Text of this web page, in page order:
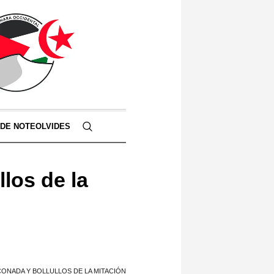
NOTEOLVIDES
de la
Y BOLLULLOS DE LA MITACIÓN